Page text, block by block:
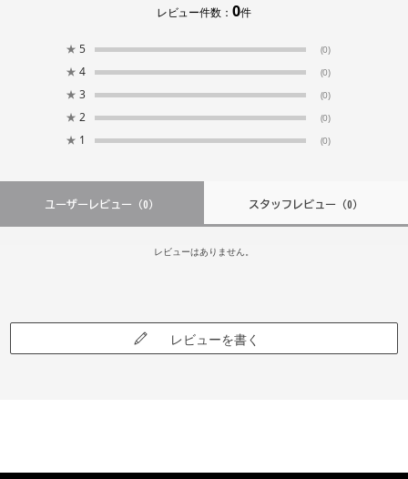
レビュー件数：0件
★ 5 (0)
★ 4 (0)
★ 3 (0)
★ 2 (0)
★ 1 (0)
ユーザーレビュー （0） スタッフレビュー（0）
レビューはありません。
レビューを書く